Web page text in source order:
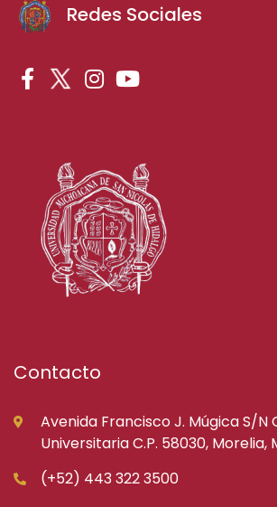
Redes Sociales
Contacto
Avenida Francisco J. Múgica S/N
Universitaria C.P. 58030, Morelia,
(+52) 443 322 3500